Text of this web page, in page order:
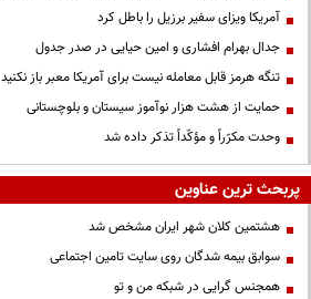
آمریکا ویزای سفیر برزیل را باطل کرد
جدال بهرام افشاری و امین حیایی در صدر جدول
تنگه هرمز قابل معامله نیست برای آمریکا معبر باز نکنید
حمایت از هشت هزار نوآموز سیستان و بلوچستانی
وحدت مکرّراً و مؤکّداً تذکر داده شد
پربحث ترین عناوین
هشتمین کلان شهر ایران مشخص شد
سوابق بیمه شدگان روی سایت تامین اجتماعی
همجنس گرایی در شبکه من و تو